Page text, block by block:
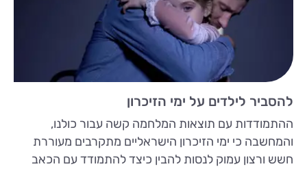
להסביר לילדים על ימי הזיכרון
ההתמודדות עם תוצאות המלחמה קשה עבור כולנו,
והמחשבה כי ימי הזיכרון הישראליים מתקרבים מעוררת
חשש ורצון עמוק לנסות להבין כיצד להתמודד עם הכאב